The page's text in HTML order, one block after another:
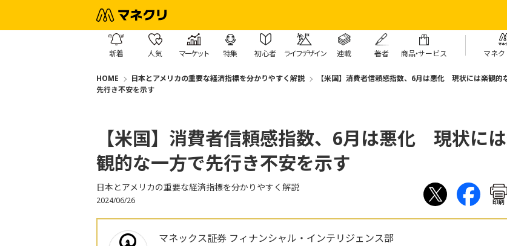
新着 人気 マーケット 特集 初心者 ライフデザイン 連載 著者 商品・サービス マネ
HOME 日本とアメリカの重要な経済指標を分かりやすく解説
【米国】消費者信頼感指数、6月は悪化 現状には楽観的
先行き不安を示す
【米国】消費者信頼感指数、6月は悪化 現状に
観的な一方で先行き不安を示す
日本とアメリカの重要な経済指標を分かりやすく解説
2024/06/26 印刷
マネックス証券 フィナンシャル・インテリジェンス部